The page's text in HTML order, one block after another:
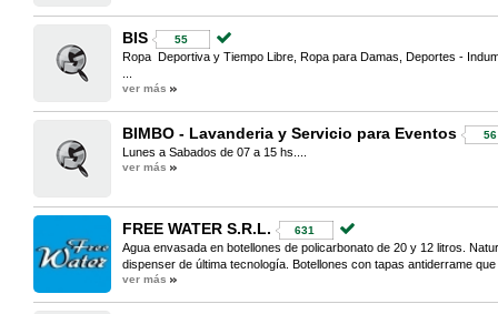
BIS 55
Ropa Deportiva y Tiempo Libre, Ropa para Damas, Deportes -
ver más
BIMBO - Lavanderia y Servicio para Eventos 56
Lunes a Sabados de 07 a 15 hs....
ver más
FREE WATER S.R.L. 631
Agua envasada en botellones de policarbonato de 20 y 12 litros.
dispenser de última tecnología. Botellones con tapas antiderrame que
ver más